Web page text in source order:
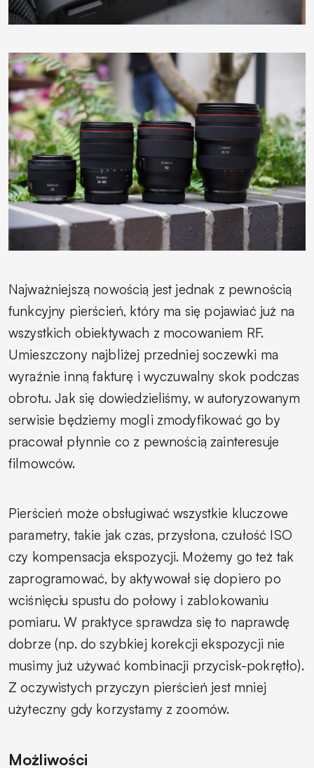
Najważniejszą nowością jest jednak z pewnością
funkcyjny pierścień, który ma się pojawiać już na
wszystkich obiektywach z mocowaniem RF.
Umieszczony najbliżej przedniej soczewki ma
wyraźnie inną fakturę i wyczuwalny skok podczas
obrotu. Jak się dowiedzieliśmy, w autoryzowanym
serwisie będziemy mogli zmodyfikować go by
pracował płynnie co z pewnością zainteresuje
filmowców.
Pierścień może obsługiwać wszystkie kluczowe
parametry, takie jak czas, przysłona, czułość ISO
czy kompensacja ekspozycji. Możemy go też tak
zaprogramować, by aktywował się dopiero po
wciśnięciu spustu do połowy i zablokowaniu
pomiaru. W praktyce sprawdza się to naprawdę
dobrze (np. do szybkiej korekcji ekspozycji nie
musimy już używać kombinacji przycisk-pokrętło).
Z oczywistych przyczyn pierścień jest mniej
użyteczny gdy korzystamy z zoomów.
Możliwości